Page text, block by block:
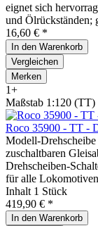
eignet sich
und Ölrückständen;
16,60 € *
In den Warenkorb
Vergleichen
Merken
1+
Maßstab 1:120 (TT)
Roco 35900 - TT -
Modell-
zuschaltbaren
Drehscheiben-
für alle
Inhalt 1 Stück
419,90 € *
In den Warenkorb